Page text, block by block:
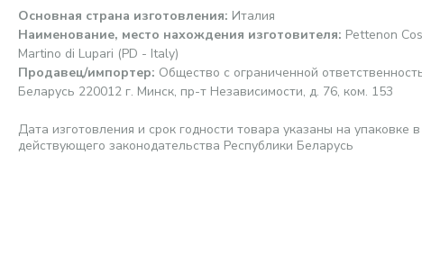
Основная страна изготовления: Италия
Наименование, место нахождения изготовителя: Pettenon
Martino di Lupari (PD - Italy)
Продавец/импортер: Общество с ограниченной
Беларусь 220012 г. Минск, пр-т Независимости, д. 76, ком. 153
Дата изготовления и срок годности товара указаны на упаковке
действующего законодательства Республики Беларусь